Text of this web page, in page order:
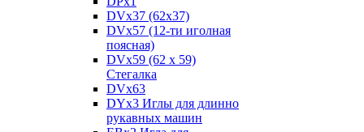
DVx37 (62x37)
DVx57 (12-ти иголная
поясная)
DVx59 (62 x 59)
Стегалка
DVx63
DYx3 Иглы для длинно
рукавных машин